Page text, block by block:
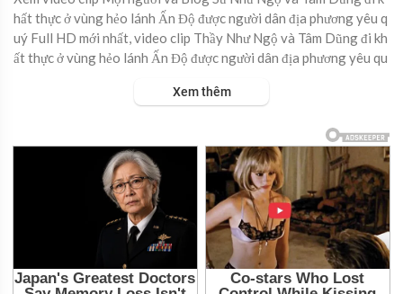
hất thực ở vùng hẻo lánh Ấn Độ được người dân địa phương yêu q
uý Full HD mới nhất, video clip Thầy Như Ngộ và Tâm Dũng đi kh
ất thực ở vùng hẻo lánh Ấn Độ được người dân địa phương yêu qu
t thực ở vùng hẻo lánh Ấn Độ được người dân địa phương yêu quý
Xem thêm